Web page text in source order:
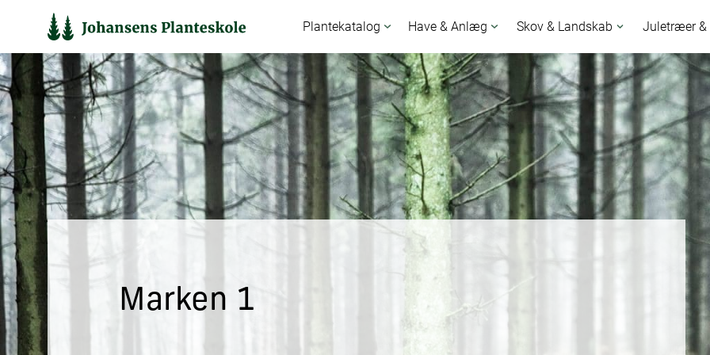
Plantekatalog Have & Anlæg Skov & Landskab Juletræer &
Marken 1